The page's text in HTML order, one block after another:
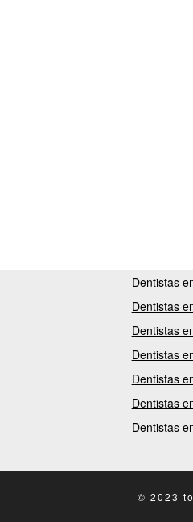
Dentistas
Dentistas
Dentistas
Dentistas
Dentistas
Dentistas
Dentistas
© 2023